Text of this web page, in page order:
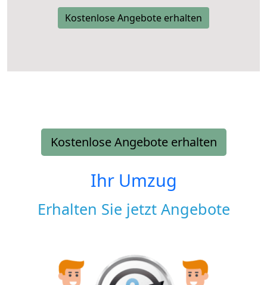
Kostenlose Angebote erhalten
Kostenlose Angebote erhalten
Ihr Umzug
Erhalten Sie jetzt Angebote